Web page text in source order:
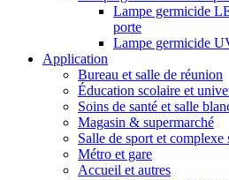
Lampe germicide
porte
Lampe germicide
Application
Bureau et salle de réunion
Éducation scolaire et
Soins de santé et salle
Magasin & supermarché
Salle de sport et complexe
Métro et gare
Accueil et autres